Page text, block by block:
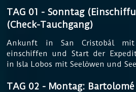
TAG 01 - Sonntag
(Check-Tauchgang)
Ankunft in San Cristobál mit
einschiffen und Start der
in Isla Lobos mit Seelöwen und
TAG 02 - Montag: